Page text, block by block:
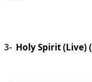
3- Holy Spirit (Live) (